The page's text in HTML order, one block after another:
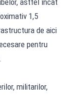
1,5
de aici
pentru
militarilor,